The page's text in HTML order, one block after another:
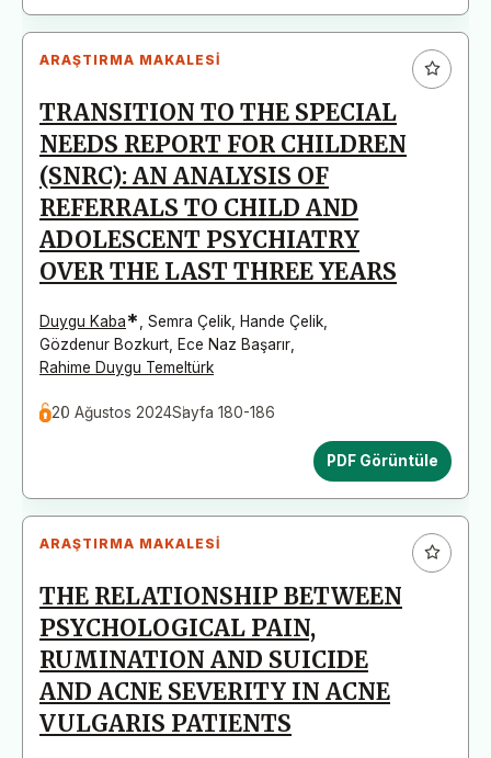
ARAŞTIRMA MAKALESI
TRANSITION TO THE SPECIAL
NEEDS REPORT FOR CHILDREN
(SNRC): AN ANALYSIS OF
REFERRALS TO CHILD AND
ADOLESCENT PSYCHIATRY
OVER THE LAST THREE YEARS
Duygu Kaba* Semra Çelik Hande Çelik
Gözdenur Bozkurt
Ece Naz Başarır
Rahime Duygu Temeltürk
20 Ağustos 2024Sayfa 180-186
PDF Görüntüle
ARAŞTIRMA MAKALESI
THE RELATIONSHIP BETWEEN
PSYCHOLOGICAL PAIN,
RUMINATION AND SUICIDE
AND ACNE SEVERITY IN ACNE
VULGARIS PATIENTS